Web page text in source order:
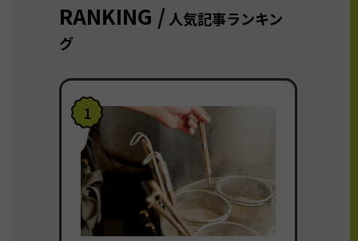
RANKING / 人気記事ランキン
グ
1